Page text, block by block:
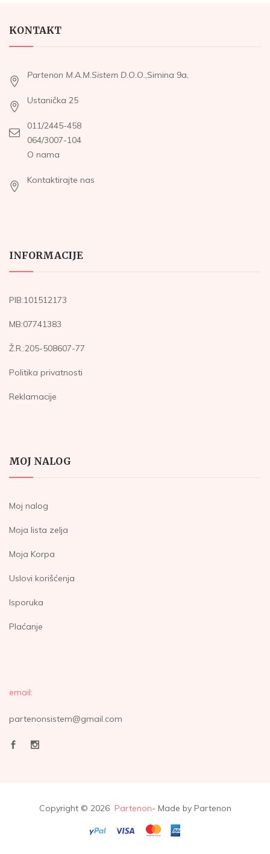
KONTAKT
Partenon M.A.M.Sistem D.O.O.,Simina 9a,
Ustanička 25
011/2445-458
064/3007-104
O nama
Kontaktirajte nas
INFORMACIJE
PIB:101512173
MB:07741383
Ž.R.:205-508607-77
Politika privatnosti
Reklamacije
MOJ NALOG
Moj nalog
Moja lista zelja
Moja Korpa
Uslovi korišćenja
Isporuka
Plaćanje
email:
partenonsistem@gmail.com
Copyright © 2026 Partenon- Made by Partenon